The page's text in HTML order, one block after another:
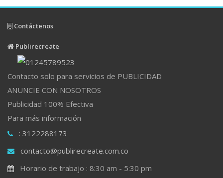
Contáctenos
Publirecreate
Contacto solo para servicios de PUBLICIDAD
ANUNCIE CON NOSOTROS
Publicidad 100% Efectiva
Para más información
: 3122288173
contacto@publirecreate.com.co
Horario de trabajo : 8:30 am - 5:30 pm